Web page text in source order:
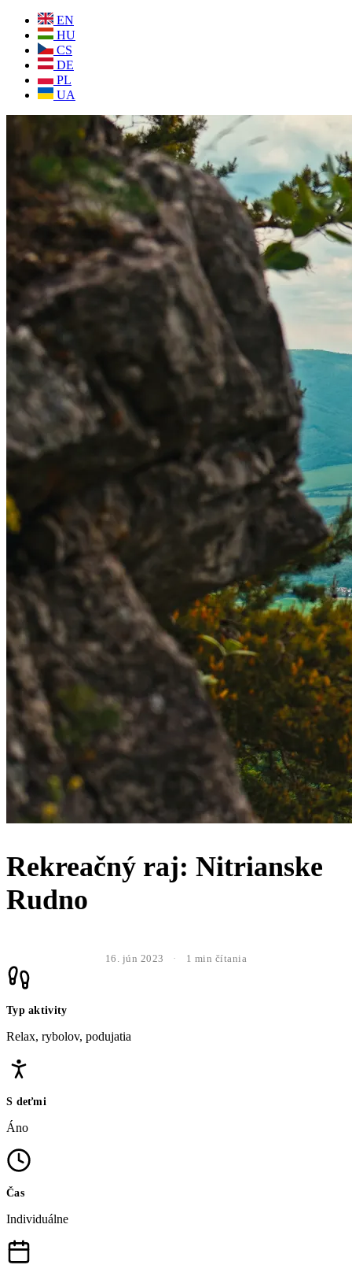
EN
HU
CS
DE
PL
UA
Rekreačný raj: Nitrianske
Rudno
16. jún 2023 · 1 min čítania
Typ aktivity
Relax, rybolov, podujatia
S deťmi
Áno
Čas
Individuálne